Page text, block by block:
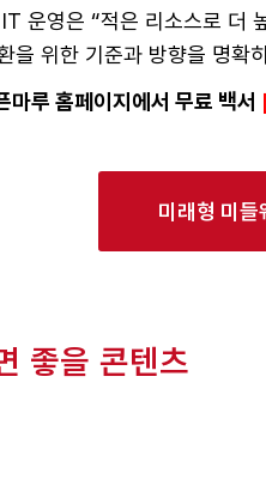
운영은 “적은 리소스로 더
을 위한 기준과 방향을 명확
마루 홈페이지에서 무료 백서
미래형 미
좋을 콘텐츠